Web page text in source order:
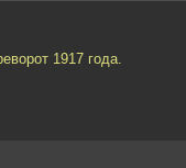
1917 года.